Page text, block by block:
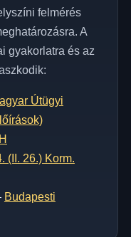
felmérés
A
gyakorlatra és az
Útügyi
(II. 26.) Korm.
Budapesti